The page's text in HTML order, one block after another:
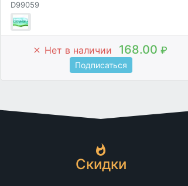
D99059
Нет в наличии 168.00 ₽
Подписаться
Скидки